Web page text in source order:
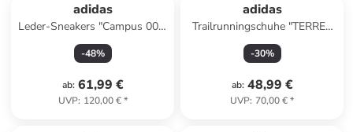
adidas
Leder-Sneakers "Campus 00s"
in Grün
-48%
ab: 61,99 €
UVP: 120,00 €*
adidas
Trailrunningschuhe "TERREX
TRACEFINDER 2" in Schwarz
-30%
ab: 48,99 €
UVP: 70,00 €*